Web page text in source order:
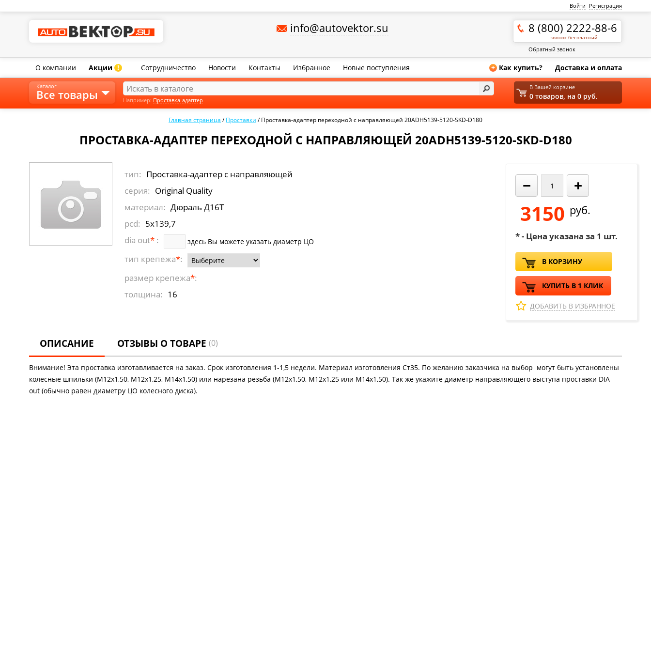
Войти Регистрация
info@autovektor.su 8 (800) 2222-88-6
звонок бесплатный
Обратный звонок
О компании Акции ! Сотрудничество Новости Контакты Избранное Новые поступления + Как купить? Доставка и оплата
Главная страница /Проставки /Проставка-адаптер переходной с направляющей 20ADH5139-5120-SKD-D180
ПРОСТАВКА-АДАПТЕР ПЕРЕХОДНОЙ С НАПРАВЛЯЮЩЕЙ 20ADH5139-5120-SKD-D180
тип: Проставка-адаптер с направляющей
серия: Original Quality
материал: Дюраль Д16Т
pcd: 5x139,7
dia out*: здесь Вы можете указать диаметр ЦО
тип крепежа*:
размер крепежа*:
толщина: 16
− +
3150 руб.
* - Цена указана за 1 шт.
В КОРЗИНУ
КУПИТЬ В 1 КЛИК
ДОБАВИТЬ В ИЗБРАННОЕ
ОПИСАНИЕ ОТЗЫВЫ О ТОВАРЕ (0)
Внимание! Эта проставка изготавливается на заказ. Срок изготовления 1-1,5 недели. Материал изготовления Ст35. По желанию заказчика на выбор могут быть установлены
колесные шпильки (М12х1,50, М12х1,25, М14х1,50) или нарезана резьба (М12х1,50, М12х1,25 или М14х1,50). Так же укажите диаметр направляющего выступа проставки DIA
out (обычно равен диаметру ЦО колесного диска).
Каталог
Все товары
В Вашей корзине
0 товаров, на 0 руб.
Например: Проставка-адаптер